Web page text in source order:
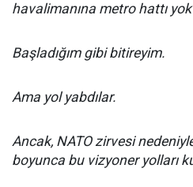
havalimanına metro hattı
Başladığım gibi bitireyim.
Ama yol yabdılar.
Ancak, NATO zirvesi
boyunca bu vizyoner yolları